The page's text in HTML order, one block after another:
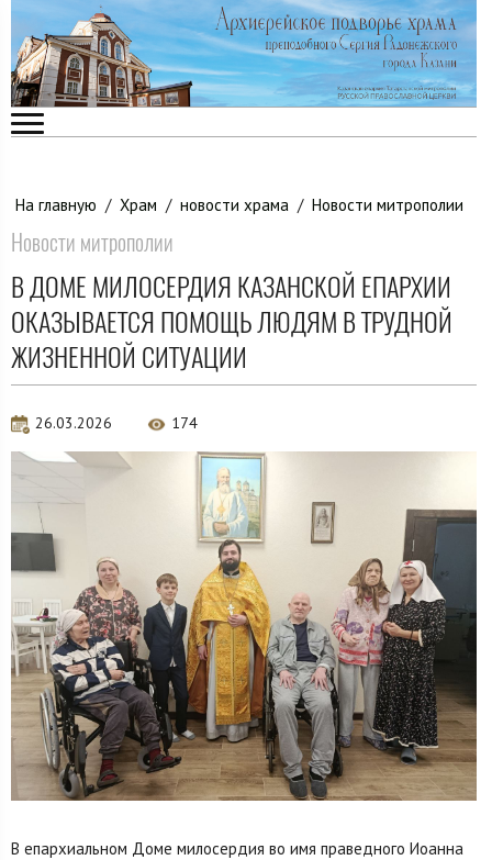
На главную / Храм / новости храма / Новости митрополии
Новости митрополии
В ДОМЕ МИЛОСЕРДИЯ КАЗАНСКОЙ ЕПАРХИИ
ОКАЗЫВАЕТСЯ ПОМОЩЬ ЛЮДЯМ В ТРУДНОЙ
ЖИЗНЕННОЙ СИТУАЦИИ
26.03.2026 174
В епархиальном Доме милосердия во имя праведного Иоанна